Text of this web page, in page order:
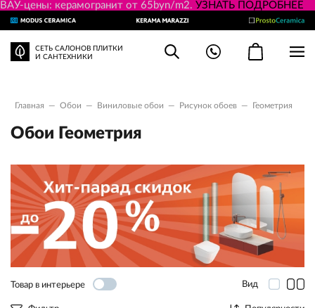
ВАУ-цены: керамогранит от 65byn/m2. УЗНАТЬ ПОДРОБНЕЕ
СЕТЬ САЛОНОВ ПЛИТКИ
И САНТЕХНИКИ
Главная — Обои — Виниловыe обои — Рисунок обоев — Геометрия
Обои Геометрия
Товар в интерьере Вид